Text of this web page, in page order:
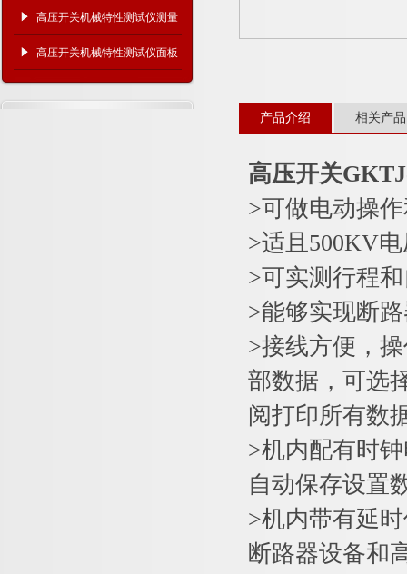
绍
高压开关机械特性测试仪测量
术语解析
高压开关机械特性测试仪面板
示意图
产品介绍 相关产品
高压开关
>可做电动操
>适且500KV
>可实测行程
>能够实现断
>接线方便，
部数据，可选
阅打印所有数
>机内配有时
自动保存设置
>机内带有延
断路器设备和